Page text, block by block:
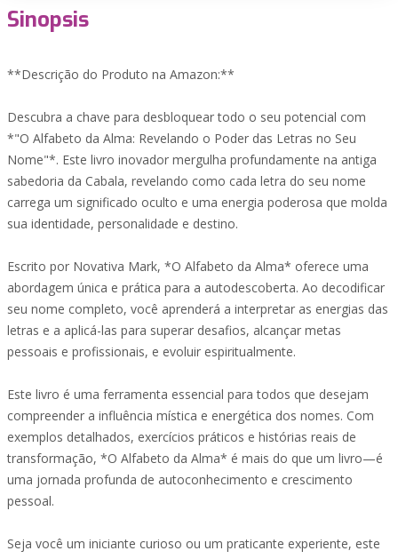
Sinopsis
**Descrição do Produto na Amazon:**
Descubra a chave para desbloquear todo o seu potencial com
*"O Alfabeto da Alma: Revelando o Poder das Letras no Seu
Nome"*. Este livro inovador mergulha profundamente na antiga
sabedoria da Cabala, revelando como cada letra do seu nome
carrega um significado oculto e uma energia poderosa que molda
sua identidade, personalidade e destino.
Escrito por Novativa Mark, *O Alfabeto da Alma* oferece uma
abordagem única e prática para a autodescoberta. Ao decodificar
seu nome completo, você aprenderá a interpretar as energias das
letras e a aplicá-las para superar desafios, alcançar metas
pessoais e profissionais, e evoluir espiritualmente.
Este livro é uma ferramenta essencial para todos que desejam
compreender a influência mística e energética dos nomes. Com
exemplos detalhados, exercícios práticos e histórias reais de
transformação, *O Alfabeto da Alma* é mais do que um livro—é
uma jornada profunda de autoconhecimento e crescimento
pessoal.
Seja você um iniciante curioso ou um praticante experiente, este